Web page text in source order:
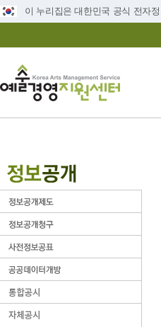
이 누리집은 대한민국 공식 전자